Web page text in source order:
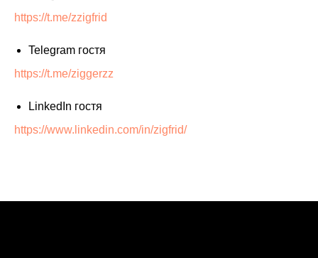
https://t.me/zzigfrid
Telegram гостя
https://t.me/ziggerzz
LinkedIn гостя
https://www.linkedin.com/in/zigfrid/